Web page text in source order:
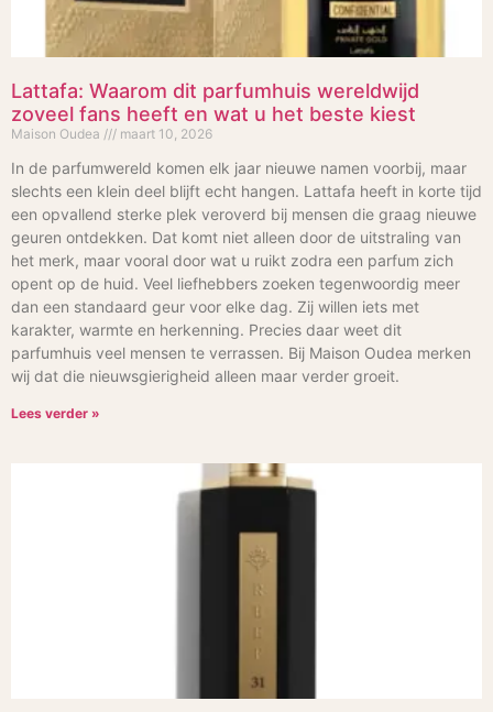
Lattafa: Waarom dit parfumhuis wereldwijd
zoveel fans heeft en wat u het beste kiest
Maison Oudea maart 10, 2026
In de parfumwereld komen elk jaar nieuwe namen voorbij, maar
slechts een klein deel blijft echt hangen. Lattafa heeft in korte tijd
een opvallend sterke plek veroverd bij mensen die graag nieuwe
geuren ontdekken. Dat komt niet alleen door de uitstraling van
het merk, maar vooral door wat u ruikt zodra een parfum zich
opent op de huid. Veel liefhebbers zoeken tegenwoordig meer
dan een standaard geur voor elke dag. Zij willen iets met
karakter, warmte en herkenning. Precies daar weet dit
parfumhuis veel mensen te verrassen. Bij Maison Oudea merken
wij dat die nieuwsgierigheid alleen maar verder groeit.
Lees verder »